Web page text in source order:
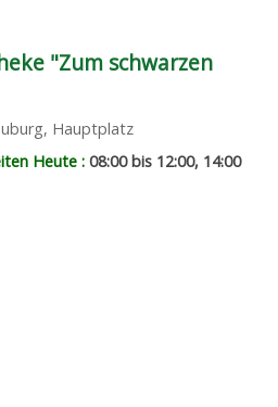
"Zum schwarzen
, Hauptplatz
Heute :08:00 bis 12:00, 14:00